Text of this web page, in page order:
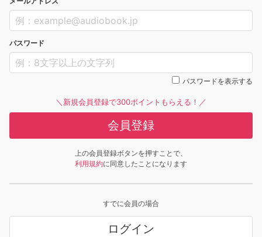
パスワード
パスワードを表示する
＼新規会員登録で300ポイントもらえる！／
会員登録
上の会員登録ボタンを押すことで、
利用規約に同意したことになります
すでに会員の場合
ログイン